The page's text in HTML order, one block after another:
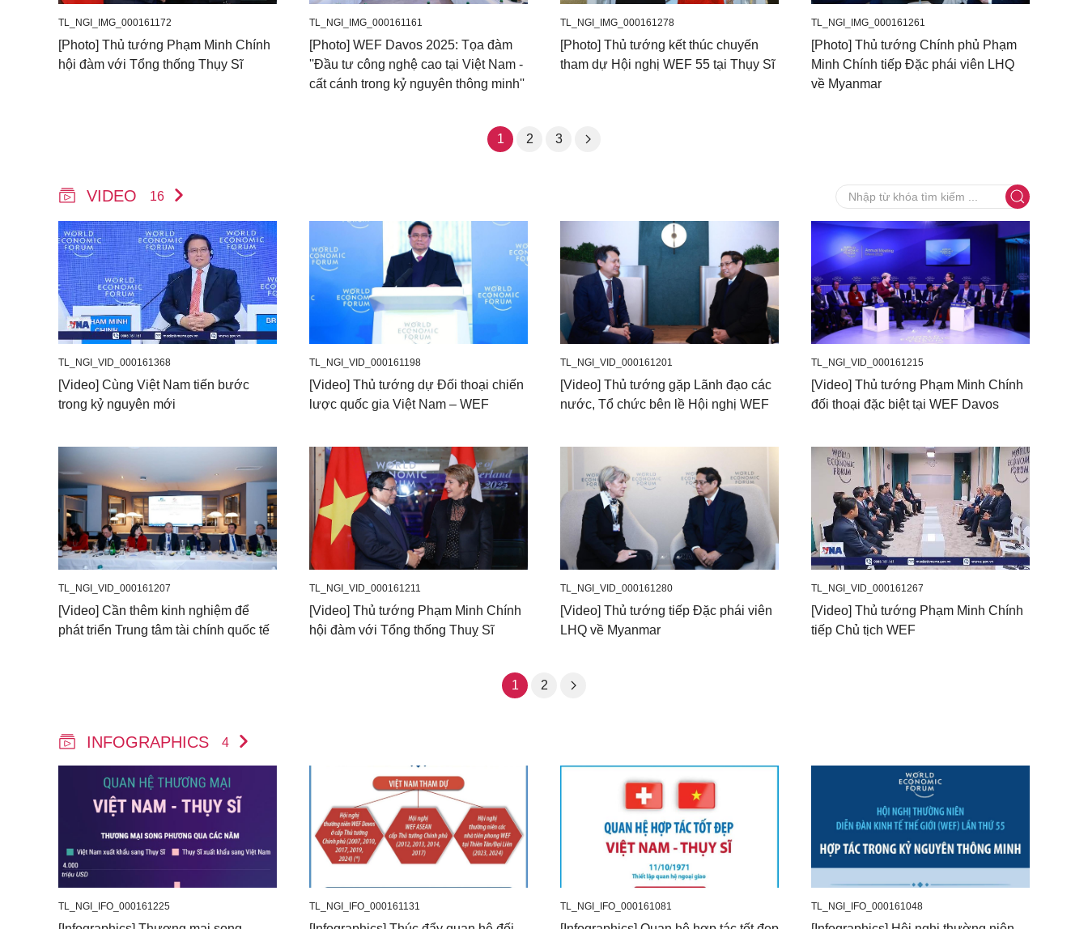
TL_NGI_IMG_000161172
[Photo] Thủ tướng Phạm Minh Chính
hội đàm với Tổng thống Thụy Sĩ
TL_NGI_IMG_000161161
[Photo] WEF Davos 2025: Tọa đàm
''Đầu tư công nghệ cao tại Việt Nam -
cất cánh trong kỷ nguyên thông minh''
TL_NGI_IMG_000161278
[Photo] Thủ tướng kết thúc chuyến
tham dự Hội nghị WEF 55 tại Thụy Sĩ
TL_NGI_IMG_000161261
[Photo] Thủ tướng Chính phủ Phạm
Minh Chính tiếp Đặc phái viên LHQ
về Myanmar
1 2 3
VIDEO 16
TL_NGI_VID_000161368
[Video] Cùng Việt Nam tiến bước
trong kỷ nguyên mới
TL_NGI_VID_000161198
[Video] Thủ tướng dự Đối thoại chiến
lược quốc gia Việt Nam – WEF
TL_NGI_VID_000161201
[Video] Thủ tướng gặp Lãnh đạo các
nước, Tổ chức bên lề Hội nghị WEF
TL_NGI_VID_000161215
[Video] Thủ tướng Phạm Minh Chính
đối thoại đặc biệt tại WEF Davos
TL_NGI_VID_000161207
[Video] Cần thêm kinh nghiệm để
phát triển Trung tâm tài chính quốc tế
TL_NGI_VID_000161211
[Video] Thủ tướng Phạm Minh Chính
hội đàm với Tổng thống Thuỵ Sĩ
TL_NGI_VID_000161280
[Video] Thủ tướng tiếp Đặc phái viên
LHQ về Myanmar
TL_NGI_VID_000161267
[Video] Thủ tướng Phạm Minh Chính
tiếp Chủ tịch WEF
1 2
INFOGRAPHICS 4
TL_NGI_IFO_000161225 TL_NGI_IFO_000161131 TL_NGI_IFO_000161081 TL_NGI_IFO_000161048